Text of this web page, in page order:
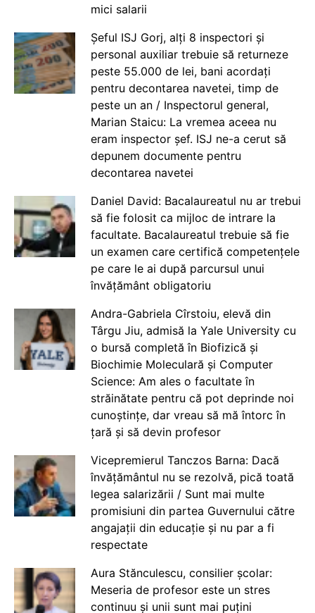
mici salarii
Șeful ISJ Gorj, alți 8 inspectori și
personal auxiliar trebuie să returneze
peste 55.000 de lei, bani acordați
pentru decontarea navetei, timp de
peste un an / Inspectorul general,
Marian Staicu: La vremea aceea nu
eram inspector șef. ISJ ne-a cerut să
depunem documente pentru
decontarea navetei
Daniel David: Bacalaureatul nu ar trebui
să fie folosit ca mijloc de intrare la
facultate. Bacalaureatul trebuie să fie
un examen care certifică competențele
pe care le ai după parcursul unui
învățământ obligatoriu
Andra-Gabriela Cîrstoiu, elevă din
Târgu Jiu, admisă la Yale University cu
o bursă completă în Biofizică și
Biochimie Moleculară și Computer
Science: Am ales o facultate în
străinătate pentru că pot deprinde noi
cunoștințe, dar vreau să mă întorc în
țară și să devin profesor
Vicepremierul Tanczos Barna: Dacă
învățământul nu se rezolvă, pică toată
legea salarizării / Sunt mai multe
promisiuni din partea Guvernului către
angajații din educație și nu par a fi
respectate
Aura Stănculescu, consilier școlar:
Meseria de profesor este un stres
continuu și unii sunt mai puțini